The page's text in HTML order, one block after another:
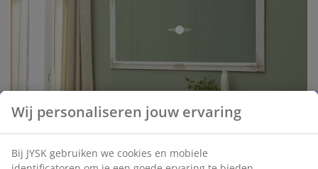
open
Wij personaliseren jouw ervaring
Bij JYSK gebruiken we cookies en mobiele